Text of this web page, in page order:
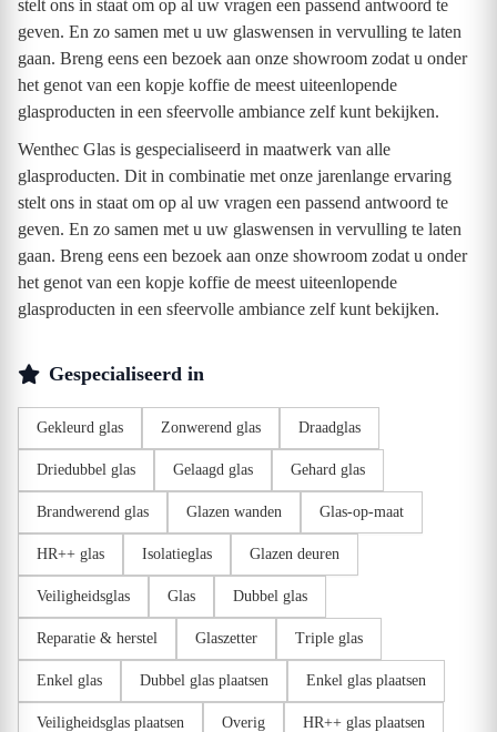
stelt ons in staat om op al uw vragen een passend antwoord te
geven. En zo samen met u uw glaswensen in vervulling te laten
gaan. Breng eens een bezoek aan onze showroom zodat u onder
het genot van een kopje koffie de meest uiteenlopende
glasproducten in een sfeervolle ambiance zelf kunt bekijken.
Wenthec Glas is gespecialiseerd in maatwerk van alle
glasproducten. Dit in combinatie met onze jarenlange ervaring
stelt ons in staat om op al uw vragen een passend antwoord te
geven. En zo samen met u uw glaswensen in vervulling te laten
gaan. Breng eens een bezoek aan onze showroom zodat u onder
het genot van een kopje koffie de meest uiteenlopende
glasproducten in een sfeervolle ambiance zelf kunt bekijken.
Gespecialiseerd in
Gekleurd glas Zonwerend glas Draadglas
Driedubbel glas Gelaagd glas Gehard glas
Brandwerend glas Glazen wanden Glas-op-maat
HR++ glas Isolatieglas Glazen deuren
Veiligheidsglas Glas Dubbel glas
Reparatie & herstel Glaszetter Triple glas
Enkel glas Dubbel glas plaatsen Enkel glas plaatsen
Veiligheidsglas plaatsen Overig HR++ glas plaatsen